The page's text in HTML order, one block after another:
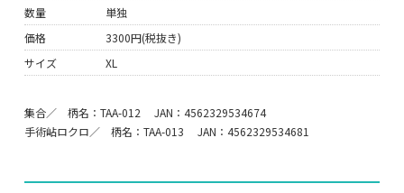
数量
単独
価格
3300円(税抜き)
サイズ
XL
集合／ 柄名：TAA-012 JAN：4562329534674
手術岾ロクロ／ 柄名：TAA-013 JAN：4562329534681